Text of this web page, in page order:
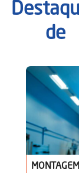
de